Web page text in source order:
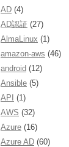
AD (4)
AD認証 (27)
AlmaLinux (1)
amazon-aws (46)
android (12)
Ansible (5)
API (1)
AWS (32)
Azure (16)
Azure AD (60)